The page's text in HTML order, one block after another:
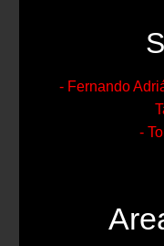
- Fernando
-